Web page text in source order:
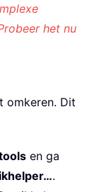
het nu
omkeren. Dit
en ga
.